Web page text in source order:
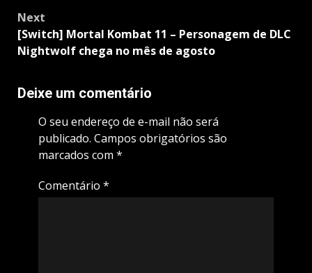
Next
[Switch] Mortal Kombat 11 – Personagem de DLC
Nightwolf chega no mês de agosto
Deixe um comentário
O seu endereço de e-mail não será
publicado. Campos obrigatórios são
marcados com *
Comentário *